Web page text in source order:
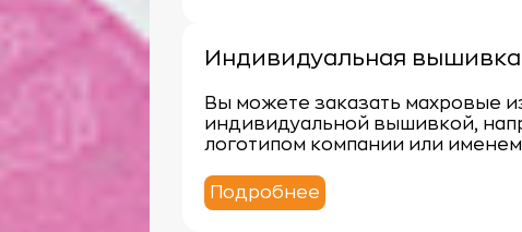
Индивидуальная вышивка
Вы можете заказать махровые
индивидуальной вышивкой,
логотипом компании или
Подробнее